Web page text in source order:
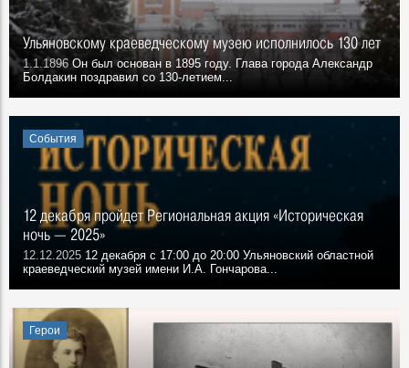
Ульяновскому краеведческому музею исполнилось 130 лет
1.1.1896 Он был основан в 1895 году. Глава города Александр
Болдакин поздравил со 130-летием...
События
12 декабря пройдет Региональная акция «Историческая
ночь — 2025»
12.12.2025 12 декабря с 17:00 до 20:00 Ульяновский областной
краеведческий музей имени И.А. Гончарова...
Герои